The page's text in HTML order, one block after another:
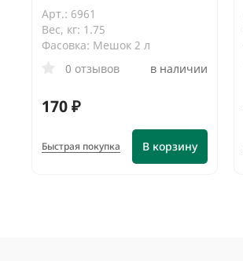
Арт.: 6961
Вес, кг: 1.75
Фасовка: Мешок 2 л
0 отзывов
в наличии
170 ₽
В корзину
Быстрая покупка